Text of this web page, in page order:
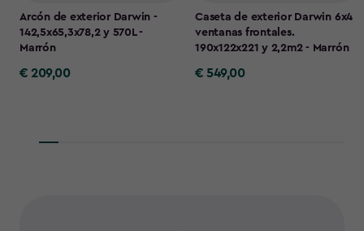
Arcón de exterior Darwin -
142,5x65,3x78,2 y 570L -
Marrón
€
€ 209,00
Caseta de exterior Darwin 6x4
ventanas frontales.
190x122x221 y 2,2m2 - Marrón
€
€ 549,00